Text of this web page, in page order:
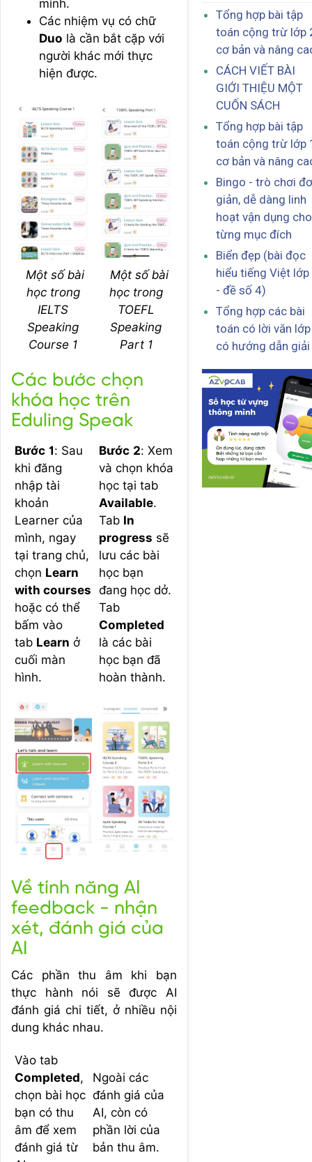
mình.
Các nhiệm vụ có chữ
Duo là cần bắt cặp với
người khác mới thực
hiện được.
Một số bài
học trong
IELTS
Speaking
Course 1
Một số bài
học trong
TOEFL
Speaking
Part 1
Các bước chọn
khóa học trên
Eduling Speak
Bước 1: Sau
khi đăng
nhập tài
khoản
Learner của
mình, ngay
tại trang chủ,
chọn Learn
with courses
hoặc có thể
bấm vào
tab Learn ở
cuối màn
hình.
Bước 2: Xem
và chọn khóa
học tại tab
Available.
Tab In
progress sẽ
lưu các bài
học bạn
đang học dở.
Tab
Completed
là các bài
học bạn đã
hoàn thành.
Về tính năng AI
feedback - nhận
xét, đánh giá của
AI
Các phần thu âm khi bạn
thực hành nói sẽ được AI
đánh giá chi tiết, ở nhiều nội
dung khác nhau.
Vào tab
Completed,
chọn bài học
bạn có thu
âm để xem
đánh giá từ
Ngoài các
đánh giá của
AI, còn có
phần lời của
bản thu âm.
Tổng hợp bài tập
toán cộng trừ lớp
cơ bản và nâng
CÁCH VIẾT BÀI
GIỚI THIỆU MỘT
CUỐN SÁCH
Tổng hợp bài tập
toán cộng trừ lớp
cơ bản và nâng
Bingo - trò chơi
giản, dễ dàng linh
hoạt vận dụng cho
từng mục đích
Biển đẹp (bài đọc
hiểu tiếng Việt lớp
- đề số 4)
Tổng hợp các bài
toán có lời văn
có hướng dẫn giải